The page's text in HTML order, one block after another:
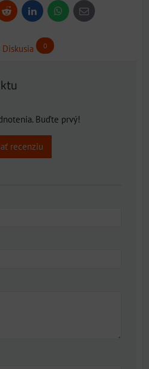
Reddit LinkedInWhatsApp
E-
mail
Diskusia 0
Buďte prvý!
recenziu